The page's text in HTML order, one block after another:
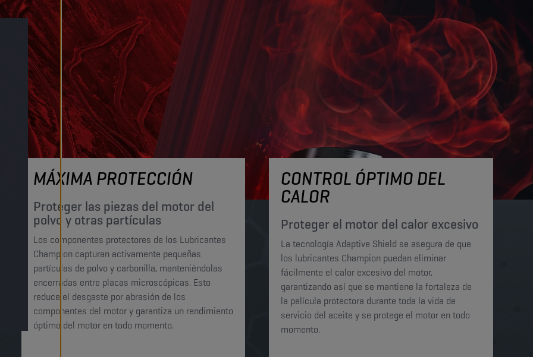
MÁXIMA PROTECCIÓN
Proteger las piezas del motor del
polvo y otras partículas
Los componentes protectores de los Lubricantes
Champion capturan activamente pequeñas
partículas de polvo y carbonilla, manteniéndolas
encerradas entre placas microscópicas. Esto
reduce el desgaste por abrasión de los
componentes del motor y garantiza un rendimiento
óptimo del motor en todo momento.
CONTROL ÓPTIMO DEL
CALOR
Proteger el motor del calor excesivo
La tecnología Adaptive Shield se asegura de que
los lubricantes Champion puedan eliminar
fácilmente el calor excesivo del motor,
garantizando así que se mantiene la fortaleza de
la película protectora durante toda la vida de
servicio del aceite y se protege el motor en todo
momento.